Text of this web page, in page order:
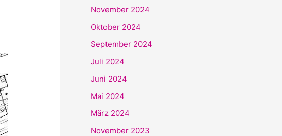
November 2024
Oktober 2024
September 2024
Juli 2024
Juni 2024
Mai 2024
März 2024
November 2023